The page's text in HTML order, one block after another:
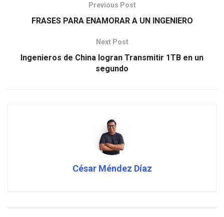
Previous Post
FRASES PARA ENAMORAR A UN INGENIERO
Next Post
Ingenieros de China logran Transmitir 1TB en un
segundo
César Méndez Díaz